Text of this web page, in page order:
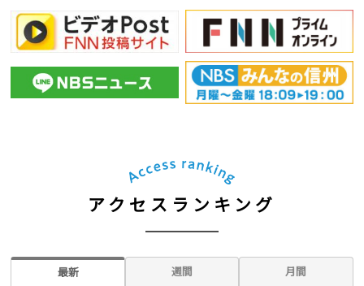
アクセスランキング
最新 週間 月間